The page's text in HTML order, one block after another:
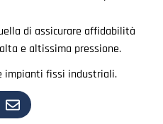
di assicurare affidabilità
e altissima pressione.
impianti fissi industriali.